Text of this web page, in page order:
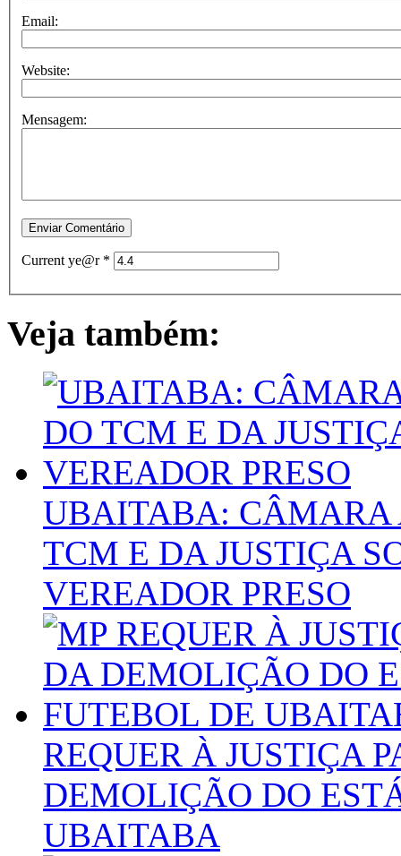
Email:
Website:
Mensagem:
Current ye@r *
Veja também:
UBAITABA: CÂMARA
TCM E DA JUSTIÇA
VEREADOR PRESO
REQUER À JUSTIÇA
DEMOLIÇÃO DO
UBAITABA